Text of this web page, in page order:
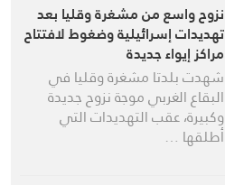
نزوح واسع من مشغرة وقليا بعد
تهديدات إسرائيلية وضغوط لافتتاح
مراكز إيواء جديدة
شهدت بلدتا مشغرة وقليا في
البقاع الغربي موجة نزوح جديدة
وكبيرة، عقب التهديدات التي
أطلقها …